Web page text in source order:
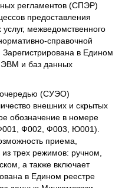
регламентов (СПЭР)
предоставления
межведомственного
справочной
в Едином
ЭВМ и баз данных
очередью (СУЭО)
внешних и скрытых
обозначение в номере
Ф002, Ф003, Ю001).
приема,
трех режимов: ручном,
а также включает
в Едином реестре